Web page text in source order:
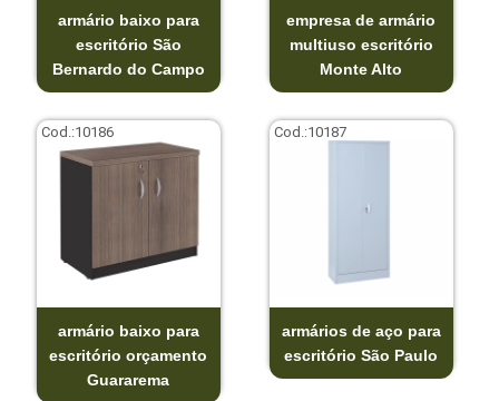
armário baixo para
escritório São
Bernardo do Campo
empresa de armário
multiuso escritório
Monte Alto
Cod.:10186
armário baixo para
escritório orçamento
Guararema
Cod.:10187
armários de aço para
escritório São Paulo